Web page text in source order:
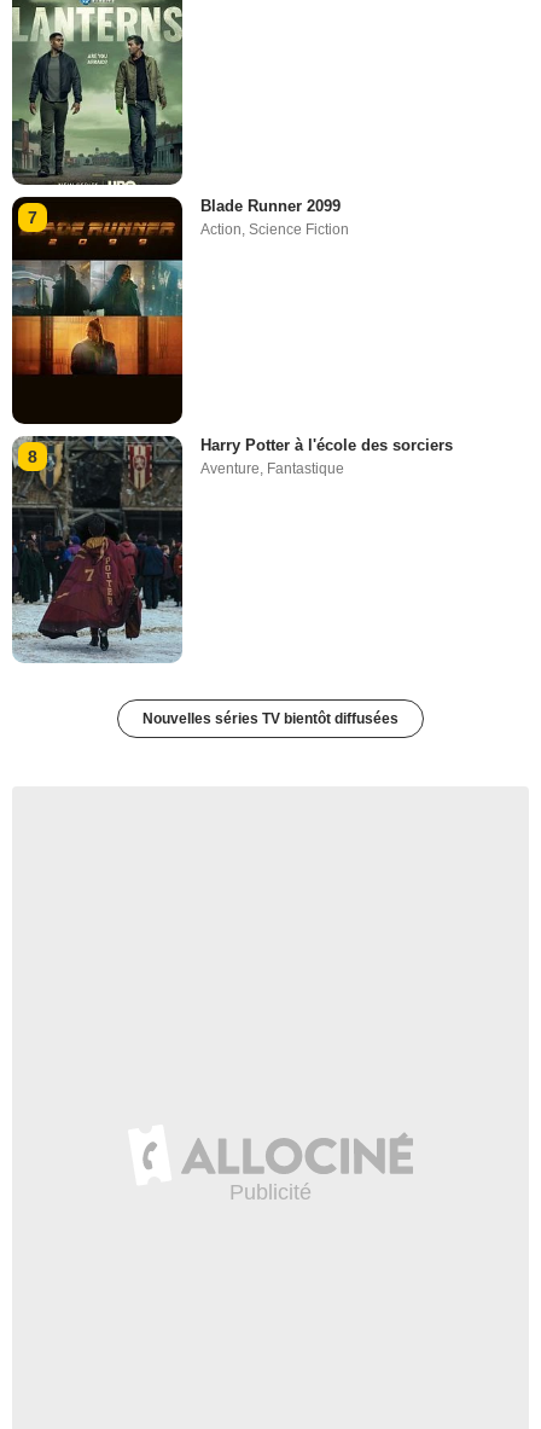
7
Blade Runner 2099
Action ,Science Fiction
8
Harry Potter à l'école des sorciers
Aventure, Fantastique
Nouvelles séries TV bientôt diffusées